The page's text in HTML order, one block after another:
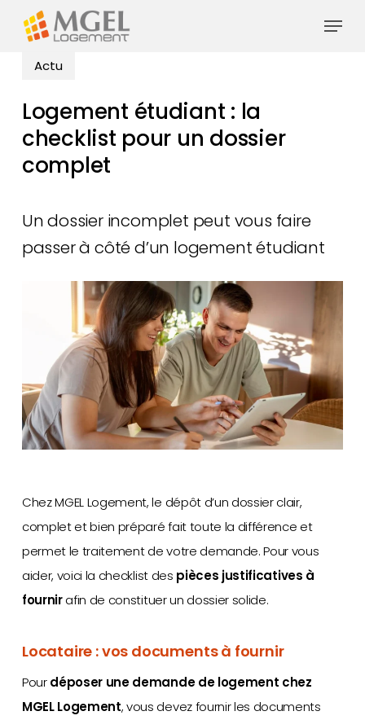
Menu
Actu
Logement étudiant : la
checklist pour un dossier
complet
Un dossier incomplet peut vous faire
passer à côté d’un logement étudiant
Chez MGEL Logement, le dépôt d’un dossier clair,
complet et bien préparé fait toute la différence et
permet le traitement de votre demande. Pour vous
aider, voici la checklist des pièces justificatives à
fournirafin de constituer un dossier solide.
Locataire : vos documents à fournir
Pourdéposer une demande de logement chez
MGEL Logement, vous devez fournir les documents